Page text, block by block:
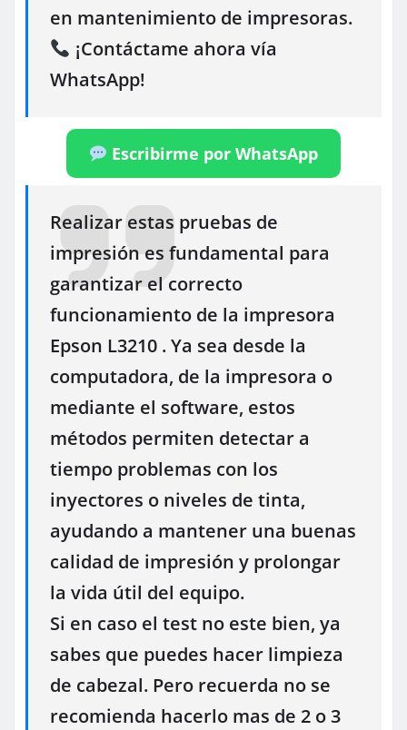
en mantenimiento de impresoras.
¡Contáctame ahora vía
WhatsApp!
Escribirme por WhatsApp
Realizar estas pruebas de
impresión es fundamental para
garantizar el correcto
funcionamiento de la impresora
Epson L3210 . Ya sea desde la
computadora, de la impresora o
mediante el software, estos
métodos permiten detectar a
tiempo problemas con los
inyectores o niveles de tinta,
ayudando a mantener una buenas
calidad de impresión y prolongar
la vida útil del equipo.
Si en caso el test no este bien, ya
sabes que puedes hacer limpieza
de cabezal. Pero recuerda no se
recomienda hacerlo mas de 2 o 3